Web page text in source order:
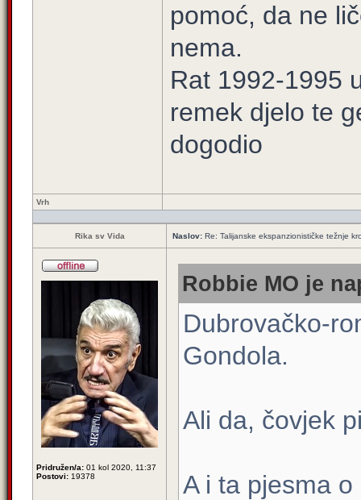
pomoć, da ne
nema.
Rat 1992-1995
remek djelo te
dogodio
Vrh
Rika sv Vida Naslov: Re: Talijanske ekspanzionističke težnje
Pridružen/a: 01 kol 2020, 11:37
Postovi: 19378
Robbie MO je
Dubrovačko-
Gondola.
Ali da, čovjek
A i ta pjesma